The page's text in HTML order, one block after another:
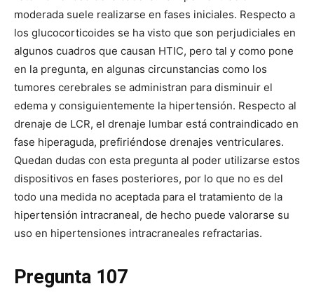
moderada suele realizarse en fases iniciales. Respecto a
los glucocorticoides se ha visto que son perjudiciales en
algunos cuadros que causan HTIC, pero tal y como pone
en la pregunta, en algunas circunstancias como los
tumores cerebrales se administran para disminuir el
edema y consiguientemente la hipertensión. Respecto al
drenaje de LCR, el drenaje lumbar está contraindicado en
fase hiperaguda, prefiriéndose drenajes ventriculares.
Quedan dudas con esta pregunta al poder utilizarse estos
dispositivos en fases posteriores, por lo que no es del
todo una medida no aceptada para el tratamiento de la
hipertensión intracraneal, de hecho puede valorarse su
uso en hipertensiones intracraneales refractarias.
Pregunta 107